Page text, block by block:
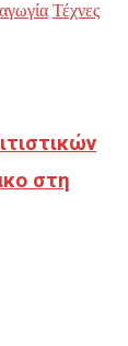
Τέχνες
στη